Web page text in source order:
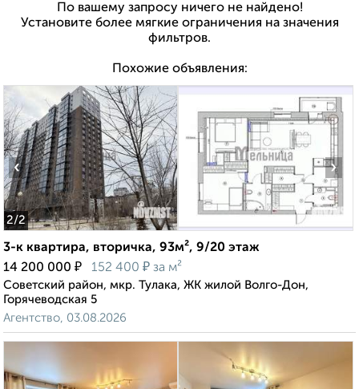
По вашему запросу ничего не найдено!
Установите более мягкие ограничения на значения
фильтров.
Похожие объявления:
2/2
‹ ›
3-к квартира, вторичка, 93м², 9/20 этаж
14 200 000 ₽ 152 400 ₽ за м²
Советский район, мкр. Тулака, ЖК жилой Волго-Дон,
Горячеводская 5
Агентство, 03.08.2026